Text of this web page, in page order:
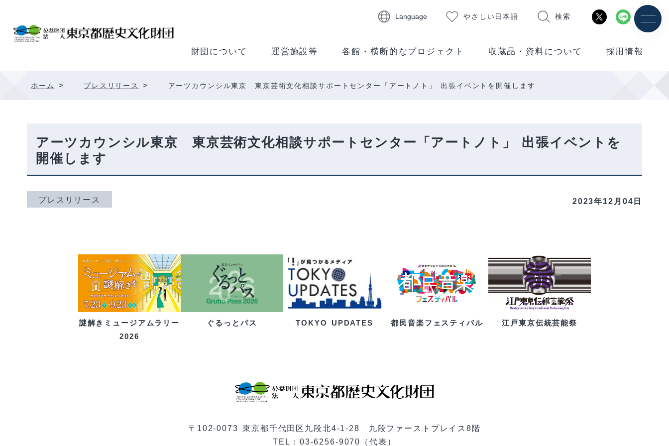
Language やさしい日本語 検索
財団について 運営施設等 各館・横断的なプロジェクト 収蔵品・資料について 採用情報
ホーム > プレスリリース > アーツカウンシル東京 東京芸術文化相談サポートセンター「アートノト」 出張イベントを開催します
アーツカウンシル東京 東京芸術文化相談サポートセンター「アートノト」 出張イベントを
開催します
プレスリリース 2023年12月04日
謎解きミュージアムラリー
2026
ぐるっとパス TOKYO UPDATES 都民音楽フェスティバル 江戸東京伝統芸能祭
〒102-0073 東京都千代田区九段北4-1-28 九段ファーストプレイス8階
TEL：03-6256-9070（代表）